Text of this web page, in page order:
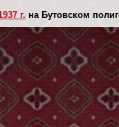
г. на Бутовском